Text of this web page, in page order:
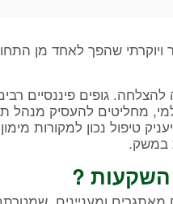
ויוקרתי שהפך לאחד מן
גופים פיננסיים
מחליטים להעסיק מנהל
טיפול נכון למקורות
במשק.
השקעות ?